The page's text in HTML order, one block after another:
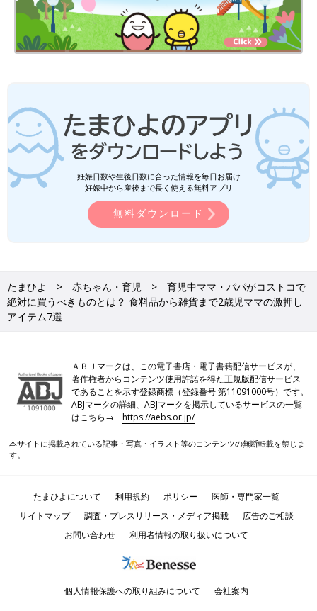
妊娠日数や生後日数に合った情報を毎日お届け
妊娠中から産後まで長く使える無料アプリ
無料ダウンロード
たまひよ 赤ちゃん・育児
育児中ママ・パパがコストコで
絶対に買うべきものとは？ 食料品から雑貨まで2歳児ママの激押し
アイテム7選
ＡＢＪマークは、この電子書店・電子書籍配信サービスが、
著作権者からコンテンツ使用許諾を得た正規版配信サービス
であることを示す登録商標（登録番号 第11091000号）です。
ABJマークの詳細、ABJマークを掲示しているサービスの一覧
はこちら→https://aebs.or.jp/
本サイトに掲載されている記事・写真・イラスト等のコンテンツの無断転載を禁じま
す。
たまひよについて 利用規約 ポリシー
医師・専門家一覧
サイトマップ
調査・プレスリリース・メディア掲載
広告のご相談
お問い合わせ
利用者情報の取り扱いについて
個人情報保護への取り組みについて 会社案内